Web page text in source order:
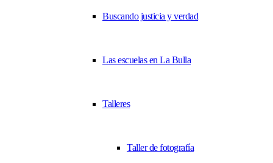
Buscando justicia y verdad
Las escuelas en La Bulla
Talleres
Taller de fotografía